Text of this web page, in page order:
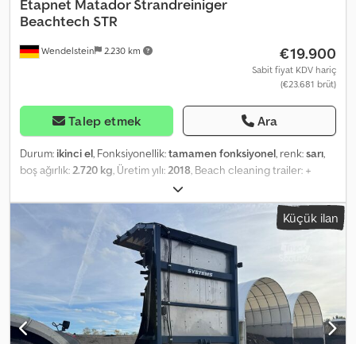
Wendelstein 2.230 km
Etapnet Matador Strandreiniger
Beachtech STR
€19.900
Sabit fiyat KDV hariç
(€23.681 brüt)
Talep etmek Ara
Durum: ikinci el, Fonksiyonellik:tamamen fonksiyonel, renk:sarı,
boş ağırlık: 2.720 kg , Üretim yılı: 2018 , Beach cleaning trailer: +
ETAPNET + Model: Matador + Year of manufacture: 2018 +
Working width: 230 cm + Working depth: 0-25 cm + Area
performance: 27,600 m²/hour + Required tractor power: 95 HP +
175 HP; PTO: 540 rpm + 2.5 m³ collection container + Discharge
height: 250 cm + 3x rotating vibrators underneath the mesh +
Dimensions: 540 cm x 232 cm x 216 cm (LxWxH) + Unladen weight:
2,720 kg + Municipal machine from first owner Dsdpowu Tnwefx
Amvokr Receive all newly listed vehicles by email – sign up for our
NEWSLETTER! Errors and typographical mistakes excepted.
Subject to prior sale!
Küçük ilan